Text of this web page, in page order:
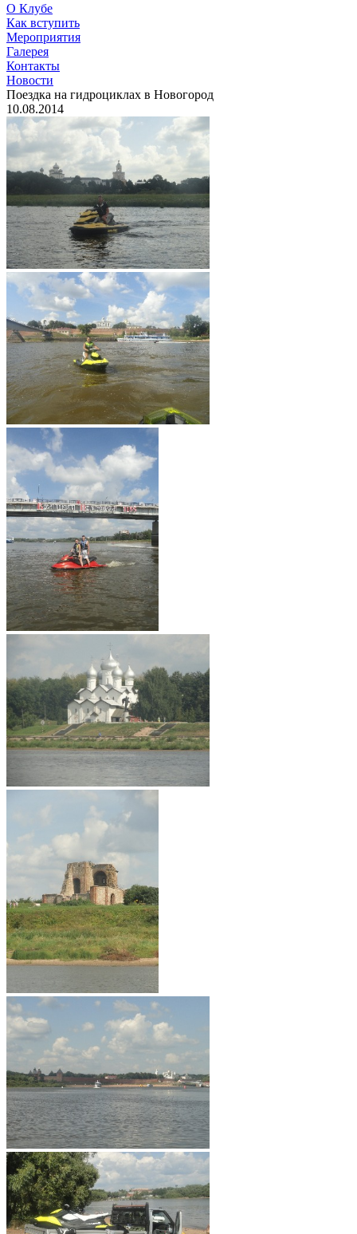
О Клубе
Как вступить
Мероприятия
Галерея
Контакты
Новости
Поездка на гидроциклах в Новогород
10.08.2014